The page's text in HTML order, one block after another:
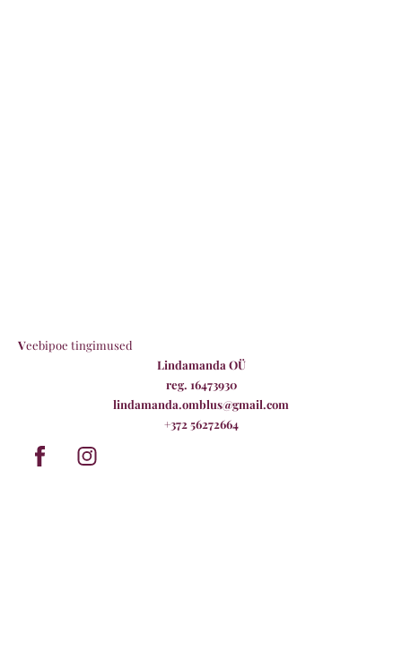
Veebipoe tingimused
Lindamanda OÜ
reg. 16473930
lindamanda.omblus@gmail.com
+372 56272664